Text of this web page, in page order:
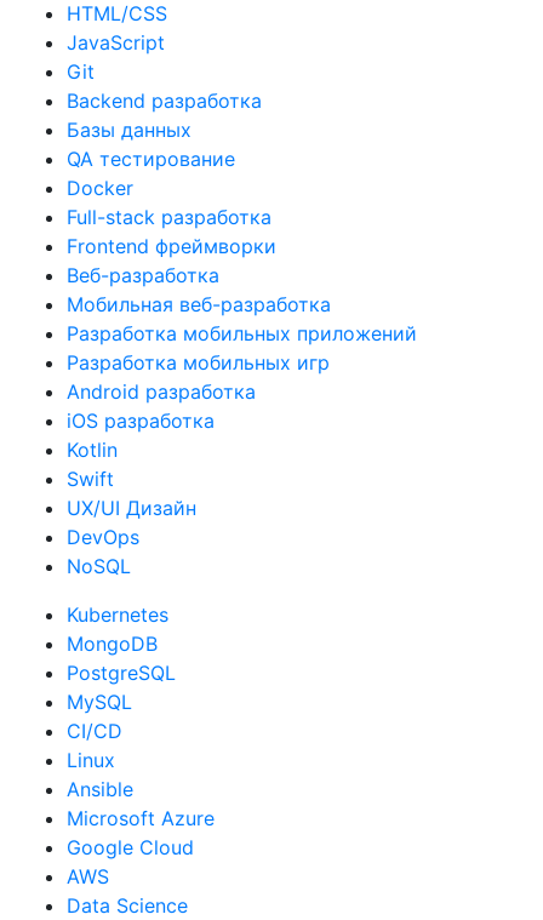
HTML/CSS
JavaScript
Git
Backend разработка
Базы данных
QA тестирование
Docker
Full-stack разработка
Frontend фреймворки
Веб-разработка
Мобильная веб-разработка
Разработка мобильных приложений
Разработка мобильных игр
Android разработка
iOS разработка
Kotlin
Swift
UX/UI Дизайн
DevOps
NoSQL
Kubernetes
MongoDB
PostgreSQL
MySQL
CI/CD
Linux
Ansible
Microsoft Azure
Google Cloud
AWS
Data Science